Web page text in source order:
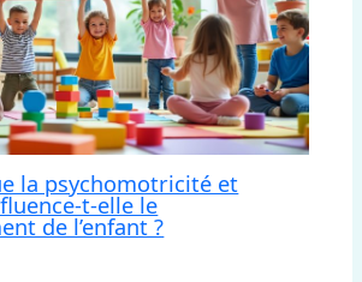
la psychomotricité et
t-elle le
de l’enfant ?